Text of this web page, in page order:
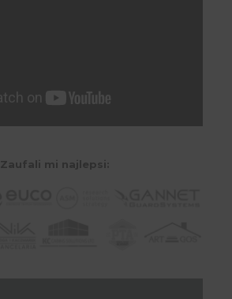
Zaufali mi najlepsi: